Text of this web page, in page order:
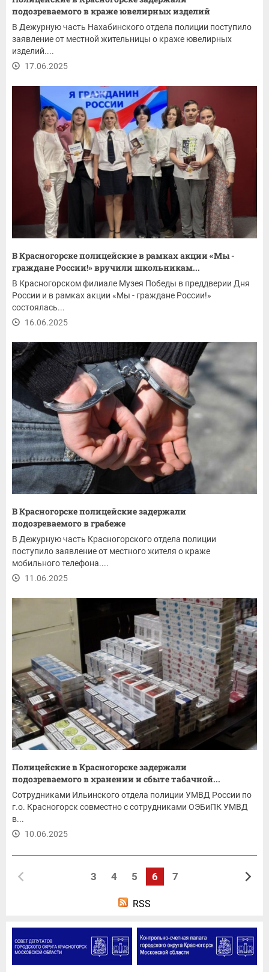
подозреваемого в краже ювелирных изделий
В Дежурную часть Нахабинского отдела полиции поступило
заявление от местной жительницы о краже ювелирных
изделий....
17.06.2025
В Красногорске полицейские в рамках акции «Мы -
граждане России!» вручили школьникам...
В Красногорском филиале Музея Победы в преддверии Дня
России и в рамках акции «Мы - граждане России!»
состоялась...
16.06.2025
В Красногорске полицейские задержали
подозреваемого в грабеже
В Дежурную часть Красногорского отдела полиции
поступило заявление от местного жителя о краже
мобильного телефона....
11.06.2025
Полицейские в Красногорске задержали
подозреваемого в хранении и сбыте табачной...
Сотрудниками Ильинского отдела полиции УМВД России по
г.о. Красногорск совместно с сотрудниками ОЭБиПК УМВД
в...
10.06.2025
3 4 5 6 7
RSS